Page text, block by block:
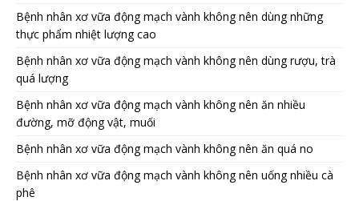
Bệnh nhân xơ vữa động mạch vành không nên dùng những
thực phẩm nhiệt lượng cao
Bệnh nhân xơ vữa động mạch vành không nên dùng rượu, trà
quá lượng
Bệnh nhân xơ vữa động mạch vành không nên ăn nhiều
đường, mỡ động vật, muối
Bệnh nhân xơ vữa động mạch vành không nên ăn quá no
Bệnh nhân xơ vữa động mạch vành không nên uống nhiều cà
phê